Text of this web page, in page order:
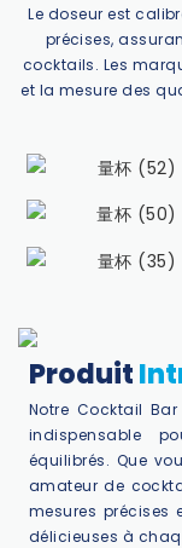
Le doseur est
précises,
cocktails. Les
et la mesure des
Produit
Notre Cocktail
indispensable
équilibrés. Que
amateur de
mesures précises
délicieuses à